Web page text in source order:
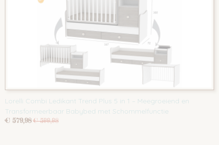
Lorelli Combi Ledikant Trend Plus 5 in 1 – Meegroeiend en
Transformeerbaar Babybed met Schommelfunctie
€ 579,98 € 599,98